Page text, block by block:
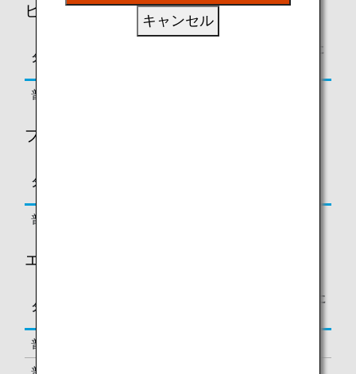
ビジネスクラス
タイプ
区間基本マイレージに
普通運賃, 割引運賃
プレミアムエコノミークラス
タイプ
普通運賃, 割引運賃
エコノミークラス
タイプ
区間基本マイレージに
普通運賃, 割引運賃
普通運賃, 割引運賃
キャンセル